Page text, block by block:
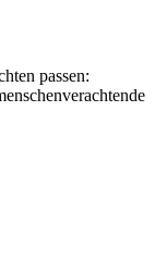
passen: